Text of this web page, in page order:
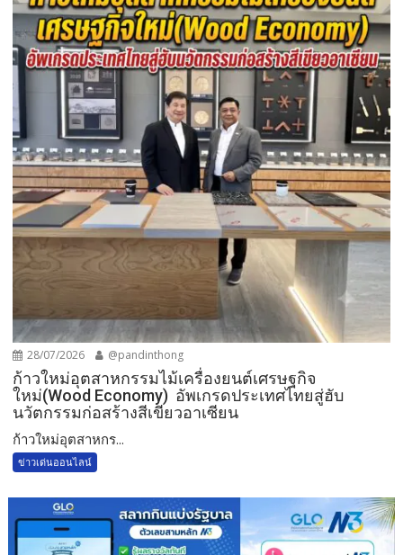
28/07/2026 @pandinthong
ก้าวใหม่อุตสาหกรรมไม้เครื่องยนต์เศรษฐกิจ
ใหม่(Wood Economy) อัพเกรดประเทศไทยสู่ฮับ
นวัตกรรมก่อสร้างสีเขียวอาเซียน
ก้าวใหม่อุตสาหกร...
ข่าวเด่นออนไลน์